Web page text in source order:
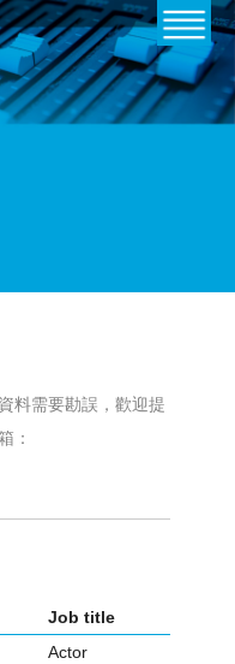
料需要勘誤，歡迎提
：
Job title
Actor